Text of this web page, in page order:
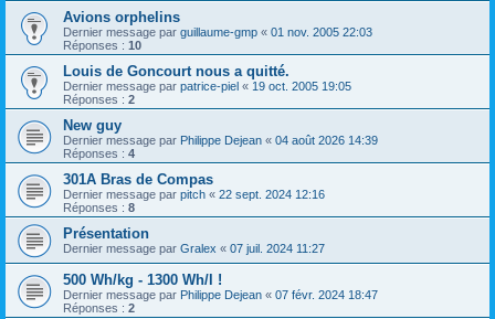
Avions orphelins
Dernier message par guillaume-gmp « 01 nov. 2005 22:03
Réponses : 10
Louis de Goncourt nous a quitté.
Dernier message par patrice-piel « 19 oct. 2005 19:05
Réponses : 2
New guy
Dernier message par Philippe Dejean « 04 août 2026 14:39
Réponses : 4
301A Bras de Compas
Dernier message par pitch « 22 sept. 2024 12:16
Réponses : 8
Présentation
Dernier message par Gralex « 07 juil. 2024 11:27
500 Wh/kg - 1300 Wh/l !
Dernier message par Philippe Dejean « 07 févr. 2024 18:47
Réponses : 2